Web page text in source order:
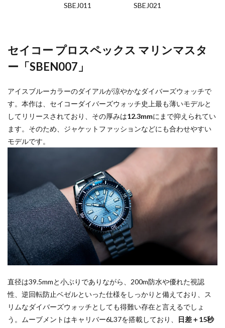
SBEJ011 SBEJ021
セイコー プロスペックス マリンマスタ
ー「SBEN007」
アイスブルーカラーのダイアルが涼やかなダイバーズウォッチで
す。本作は、セイコーダイバーズウォッチ史上最も薄いモデルと
してリリースされており、その厚みは12.3mmにまで抑えられてい
ます。そのため、ジャケットファッションなどにも合わせやすい
モデルです。
直径は39.5mmと小ぶりでありながら、200m防水や優れた視認
性、逆回転防止ベゼルといった仕様をしっかりと備えており、ス
リムなダイバーズウォッチとしても得難い存在と言えるでしょ
う。ムーブメントはキャリバー6L37を搭載しており、
日差＋15秒